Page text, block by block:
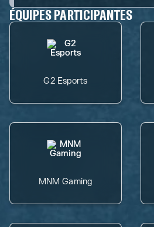
ÉQUIPES PARTICIPANTES
G2 Esports
MNM Gaming